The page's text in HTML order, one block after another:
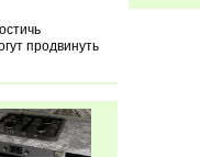
продвинуть